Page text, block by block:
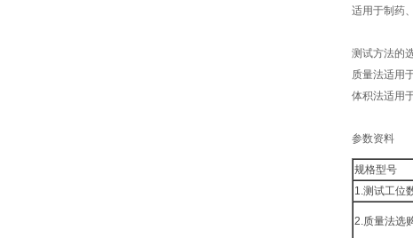
适用于制药
测试方法的
质量法适用
体积法适用
参数资料
规格型号
1.测试工位
2.质量法选